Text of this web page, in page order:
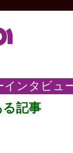
インタビュ
る記事